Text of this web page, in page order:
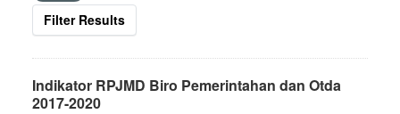
Filter Results
Indikator RPJMD Biro Pemerintahan dan Otda
2017-2020